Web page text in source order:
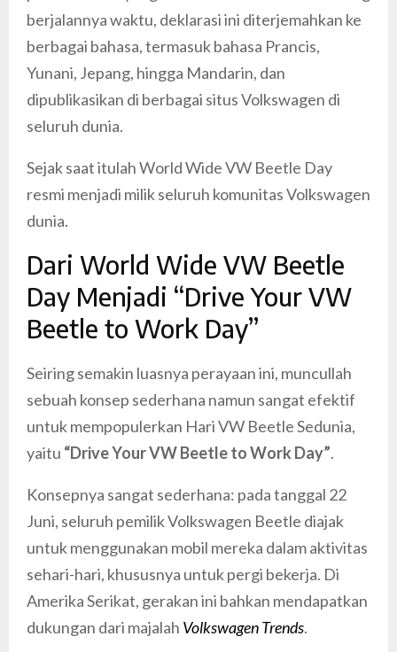
berjalannya waktu, deklarasi ini diterjemahkan ke
berbagai bahasa, termasuk bahasa Prancis,
Yunani, Jepang, hingga Mandarin, dan
dipublikasikan di berbagai situs Volkswagen di
seluruh dunia.
Sejak saat itulah World Wide VW Beetle Day
resmi menjadi milik seluruh komunitas Volkswagen
dunia.
Dari World Wide VW Beetle
Day Menjadi “Drive Your VW
Beetle to Work Day”
Seiring semakin luasnya perayaan ini, muncullah
sebuah konsep sederhana namun sangat efektif
untuk mempopulerkan Hari VW Beetle Sedunia,
yaitu “Drive Your VW Beetle to Work Day”.
Konsepnya sangat sederhana: pada tanggal 22
Juni, seluruh pemilik Volkswagen Beetle diajak
untuk menggunakan mobil mereka dalam aktivitas
sehari-hari, khususnya untuk pergi bekerja. Di
Amerika Serikat, gerakan ini bahkan mendapatkan
dukungan dari majalah Volkswagen Trends.